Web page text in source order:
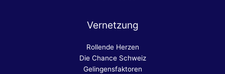
Vernetzung
Rollende Herzen
Die Chance Schweiz
Gelingensfaktoren